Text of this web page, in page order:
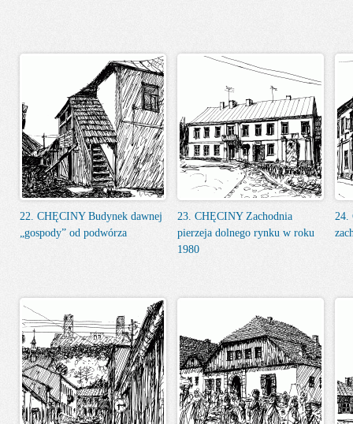
22. CHĘCINY Budynek dawnej
„gospody” od podwórza
23. CHĘCINY Zachodnia
pierzeja dolnego rynku w roku
1980
24.